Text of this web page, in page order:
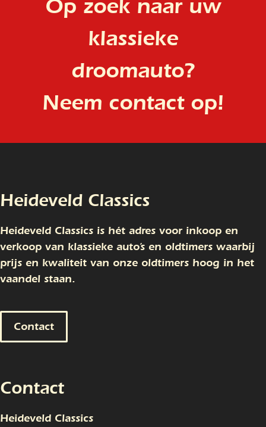
Op zoek naar uw
klassieke
droomauto?
Neem contact op!
Heideveld Classics
Heideveld Classics is hét adres voor inkoop en
verkoop van klassieke auto’s en oldtimers waarbij
prijs en kwaliteit van onze oldtimers hoog in het
vaandel staan.
Contact
Contact
Heideveld Classics